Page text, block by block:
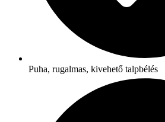
Puha, rugalmas, kivehető talpbélés